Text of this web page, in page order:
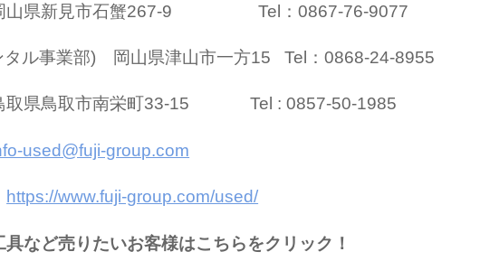
県新見市石蟹267-9 Tel：0867-76-9077
タル事業部) 岡山県津山市一方15 Tel：0868-24-8955
県鳥取市南栄町33-15 Tel : 0857-50-1985
used@fuji-group.com
https://www.fuji-group.com/used/
など売りたいお客様はこちらをクリック！